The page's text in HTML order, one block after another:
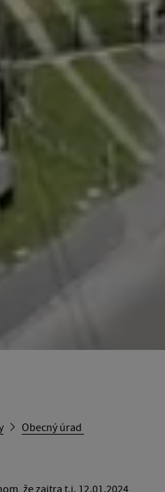
Obecný úrad
že zajtra t.j. 12.01.2024